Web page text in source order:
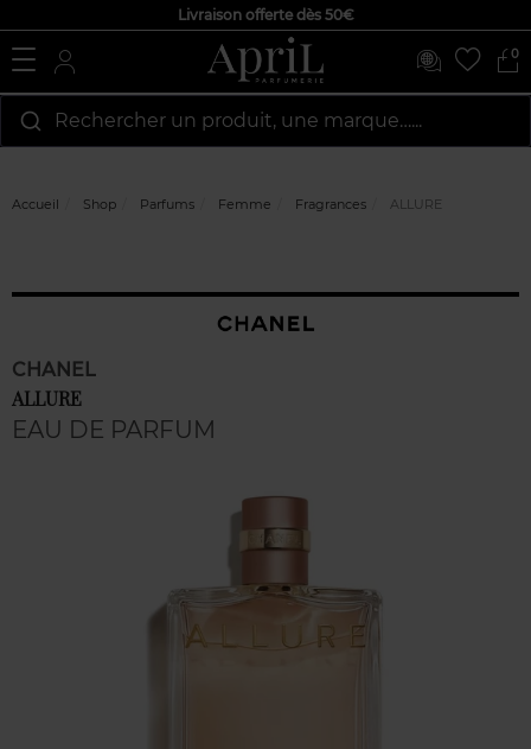
Livraison offerte dès 50€
0
Rechercher un produit, une marque…...
Accueil Shop Parfums Femme Fragrances ALLURE
CHANEL
ALLURE
EAU DE PARFUM